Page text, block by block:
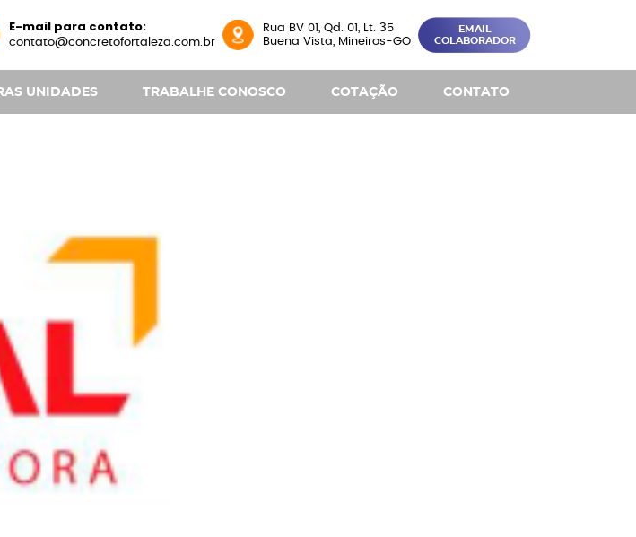
E-mail para contato:
contato@concretofortaleza.com.br
Rua BV 01, Qd. 01, Lt. 35
Buena Vista, Mineiros-GO
EMAIL
COLABORADOR
UNIDADES TRABALHE CONOSCO COTAÇÃO CONTATO